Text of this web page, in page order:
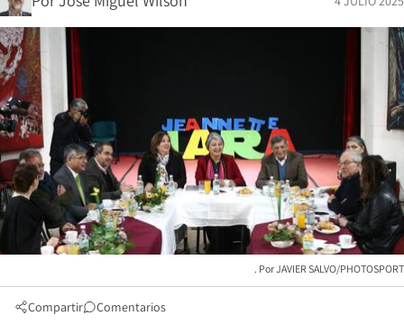
JAVIER SALVO/PHOTOSPORT
Compartir Comentarios